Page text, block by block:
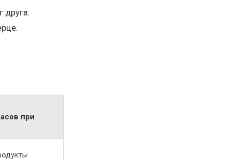
друга.
при